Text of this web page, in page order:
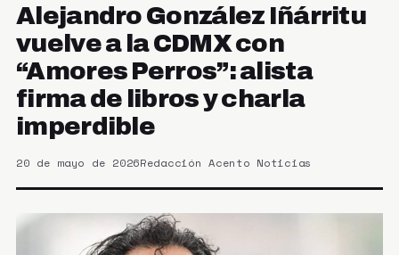
Alejandro González Iñárritu
vuelve a la CDMX con
“Amores Perros”: alista
firma de libros y charla
imperdible
20 de mayo de 2026Redacción Acento Noticias